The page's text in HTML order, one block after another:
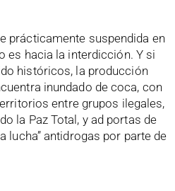
prácticamente suspendida en
es hacia la interdicción. Y si
históricos, la producción
inundado de coca, con
entre grupos ilegales,
la Paz Total, y ad portas de
lucha” antidrogas por parte de